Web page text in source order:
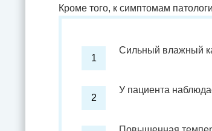
Кроме того, к симптомам
Сильный влажный
У пациента